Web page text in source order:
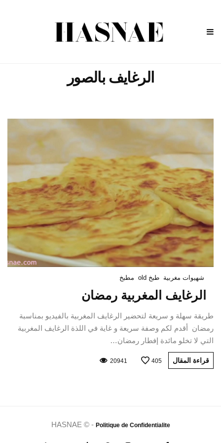
الرغايف بالصور
شهيوات مغربية طبخ old مطبخ
الرغايف المغربية رمضان
طريقة سهلة و سريعة لتحضير الرغايف المغربية بالفيديو بمناسبة
رمضان أقدم لكم وصفة سريعة و غاية في اللذة الرغايف المغربية
التي لا تخلو مائدة إفطار رمضان…
قراءة المقال 405
20941
HASNAE © - Politique de Confidentialite